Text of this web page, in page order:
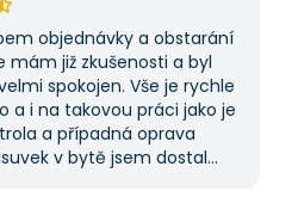
objednávky a obstarání
mám již zkušenosti a byl
spokojen. Vše je rychle
a i na takovou práci jako je
a případná oprava
v bytě jsem dostal